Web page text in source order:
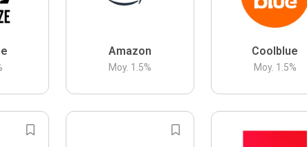
Amazon
Moy. 1.5%
Coolblue
Moy. 1.5%